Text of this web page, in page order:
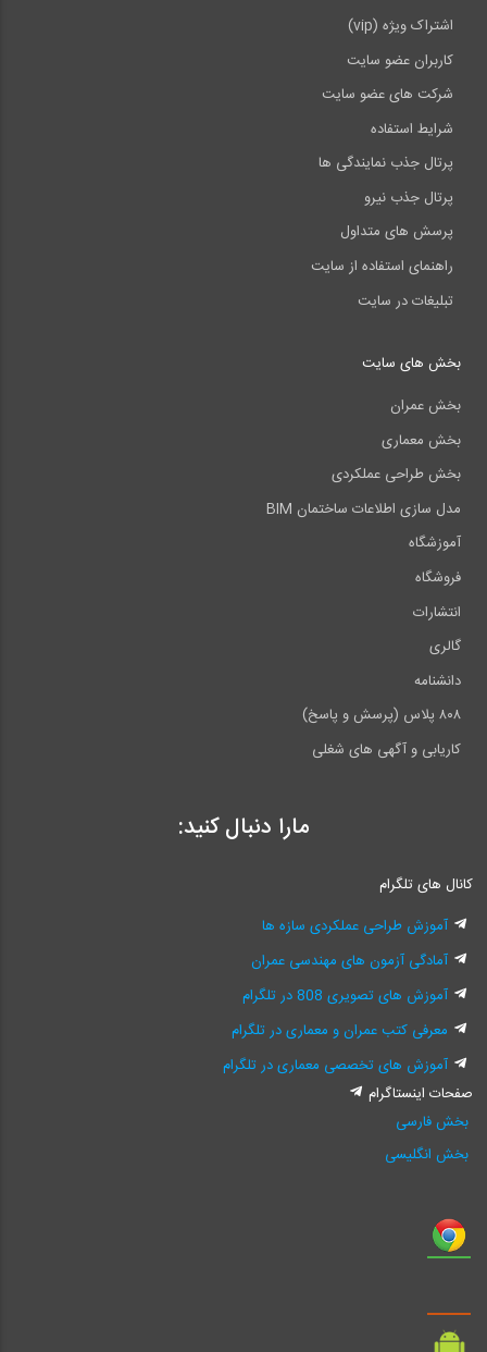
اشتراک ویژه (vip)
کاربران عضو سایت
شرکت های عضو سایت
شرایط استفاده
پرتال جذب نمایندگی ها
پرتال جذب نیرو
پرسش های متداول
راهنمای استفاده از سایت
تبلیغات در سایت
بخش های سایت
بخش عمران
بخش معماری
بخش طراحی عملکردی
مدل سازی اطلاعات ساختمان BIM
آموزشگاه
فروشگاه
انتشارات
گالری
دانشنامه
۸۰۸ پلاس (پرسش و پاسخ)
کاریابی و آگهی های شغلی
مارا دنبال کنید:
کانال های تلگرام
آموزش طراحی عملکردی سازه ها
آمادگی آزمون های مهندسی عمران
آموزش های تصویری 808 در تلگرام
معرفی کتب عمران و معماری در تلگرام
آموزش های تخصصی معماری در تلگرام
صفحات اینستاگرام
بخش فارسی
بخش انگلیسی